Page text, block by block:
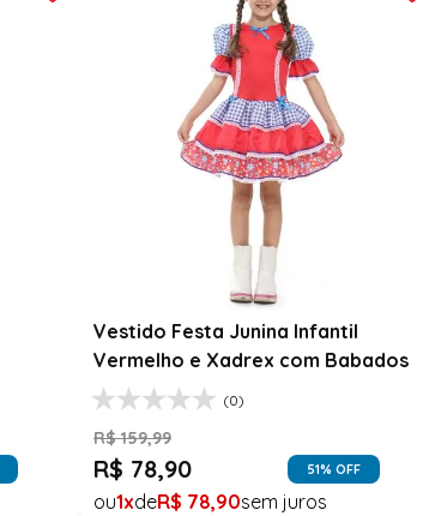
Vestido Festa Junina Infantil
Vermelho e Xadrex com Babados
(0)
R$ 159,99
R$ 78,90 51% OFF
1 R$ 78,90